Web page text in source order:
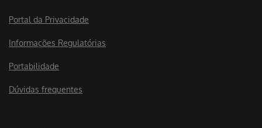
Portal da Privacidade
Informações Regulatórias
Portabilidade
Dúvidas frequentes